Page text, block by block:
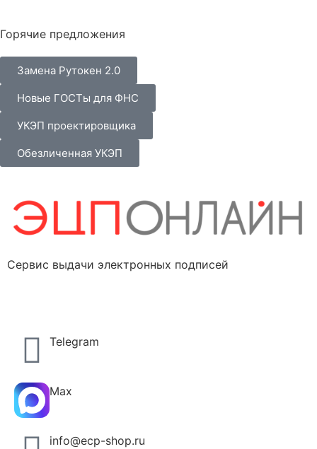
Горячие предложения
Замена Рутокен 2.0
Новые ГОСТы для ФНС
УКЭП проектировщика
Обезличенная УКЭП
Сервис выдачи электронных подписей
Telegram
Max
info@ecp-shop.ru